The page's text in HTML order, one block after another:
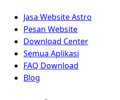
Jasa Website Astro
Pesan Website
Download Center
Semua Aplikasi
FAQ Download
Blog